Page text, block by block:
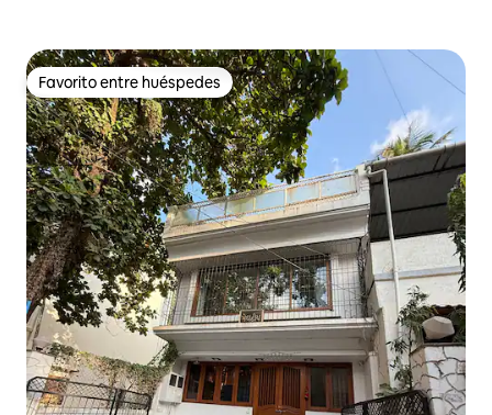
Favorito entre huéspedes
Favorito entre huéspedes